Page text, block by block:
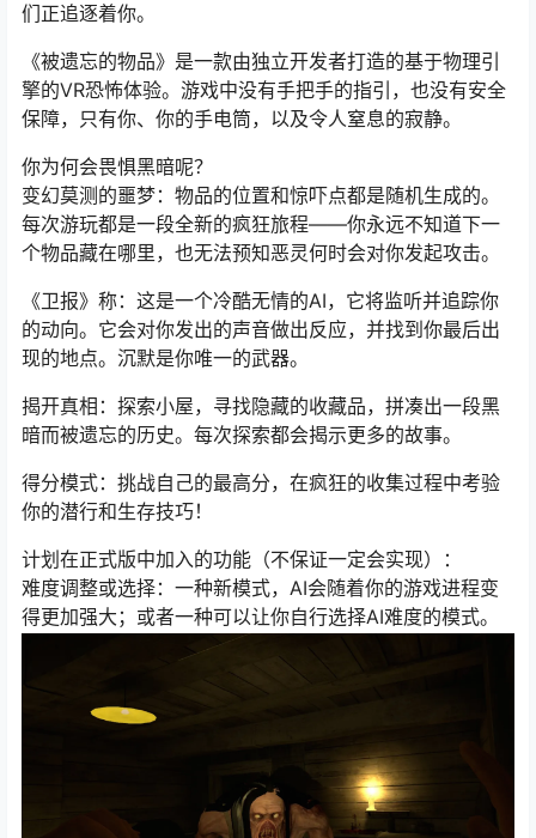
们正追逐着你。
《被遗忘的物品》是一款由独立开发者打造的基于物理引
擎的VR恐怖体验。游戏中没有手把手的指引，也没有安全
保障，只有你、你的手电筒，以及令人窒息的寂静。
你为何会畏惧黑暗呢？
变幻莫测的噩梦：物品的位置和惊吓点都是随机生成的。
每次游玩都是一段全新的疯狂旅程——你永远不知道下一
个物品藏在哪里，也无法预知恶灵何时会对你发起攻击。
《卫报》称：这是一个冷酷无情的AI，它将监听并追踪你
的动向。它会对你发出的声音做出反应，并找到你最后出
现的地点。沉默是你唯一的武器。
揭开真相：探索小屋，寻找隐藏的收藏品，拼凑出一段黑
暗而被遗忘的历史。每次探索都会揭示更多的故事。
得分模式：挑战自己的最高分，在疯狂的收集过程中考验
你的潜行和生存技巧！
计划在正式版中加入的功能（不保证一定会实现）：
难度调整或选择：一种新模式，AI会随着你的游戏进程变
得更加强大；或者一种可以让你自行选择AI难度的模式。